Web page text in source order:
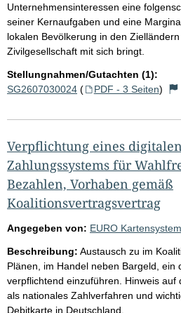
Unternehmensinteressen eine
seiner Kernaufgaben und eine
lokalen Bevölkerung in den
Zivilgesellschaft mit sich bringt.
Stellungnahmen/Gutachten (1):
SG2607030024 ( PDF - 3 Seiten)
Verpflichtung eines digitalen
Zahlungssystems für
Bezahlen, Vorhaben gemäß
Koalitionsvertragsvertrag
Angegeben von: EURO
Beschreibung: Austausch zu im
Plänen, im Handel neben Bargeld, ein
verpflichtend einzuführen. Hinweis auf
als nationales Zahlverfahren und
Debitkarte in Deutschland.